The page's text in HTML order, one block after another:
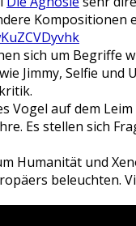
sich um Begriffe
Jimmy, Selfie und
Vogel auf dem Leim
Es stellen sich
Humanität und
beleuchten.